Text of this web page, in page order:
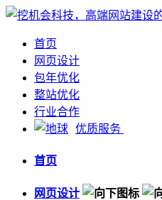
首页
网页设计
包年优化
整站优化
行业合作
优质服务
首页
网页设计